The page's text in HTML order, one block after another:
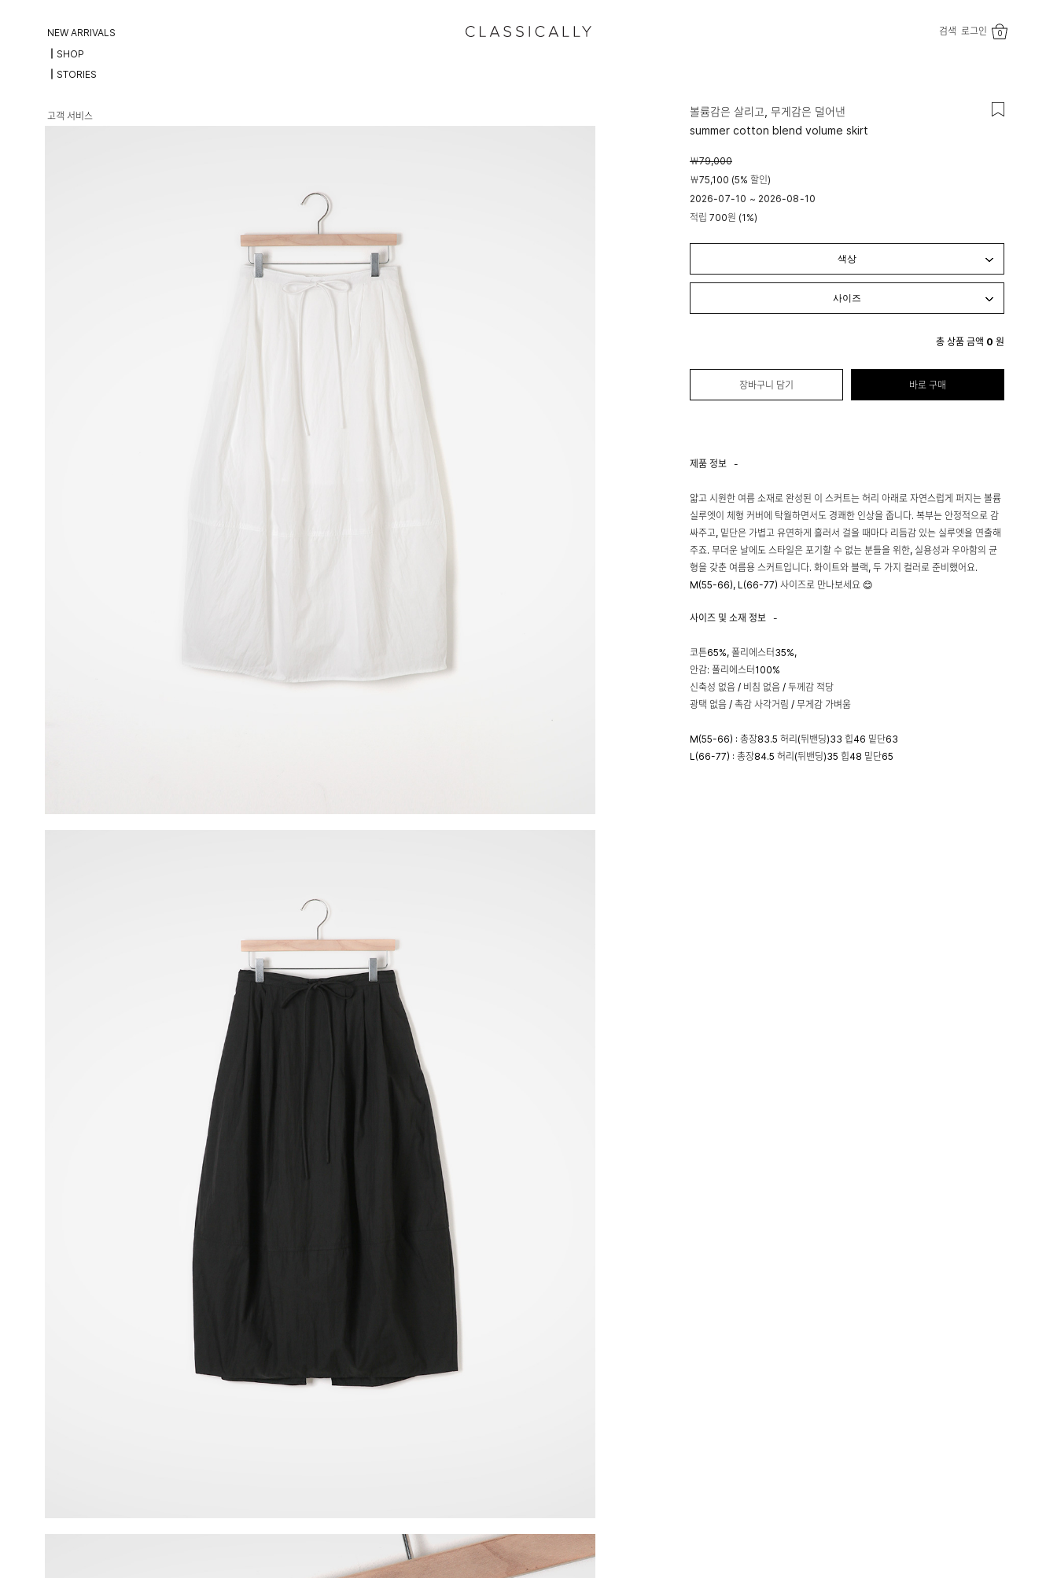
검색 로그인 0
NEW ARRIVALS
┃SHOP
┃STORIES
고객 서비스
볼륨감은 살리고, 무게감은 덜어낸
summer cotton blend volume skirt
￦79,000
￦75,100 (5% 할인)
2026-07-10
04시 00분
~ 2026-08-10
적립 700원 (1%)
총 상품 금액 0 원
장바구니 담기 바로 구매
제품 정보 -
얇고 시원한 여름 소재로 완성된 이 스커트는 허리 아래로 자연스럽게 퍼지는 볼륨
실루엣이 체형 커버에 탁월하면서도 경쾌한 인상을 줍니다. 복부는 안정적으로 감
싸주고, 밑단은 가볍고 유연하게 흘러서 걸을 때마다 리듬감 있는 실루엣을 연출해
주죠. 무더운 날에도 스타일은 포기할 수 없는 분들을 위한, 실용성과 우아함의 균
형을 갖춘 여름용 스커트입니다. 화이트와 블랙, 두 가지 컬러로 준비했어요.
M(55-66), L(66-77) 사이즈로 만나보세요 😊
사이즈 및 소재 정보 -
코튼65%, 폴리에스터35%,
안감: 폴리에스터100%
신축성 없음 / 비침 없음 / 두께감 적당
광택 없음 / 촉감 사각거림 / 무게감 가벼움
M(55-66) : 총장83.5 허리(뒤밴딩)33 힙46 밑단63
L(66-77) : 총장84.5 허리(뒤밴딩)35 힙48 밑단65